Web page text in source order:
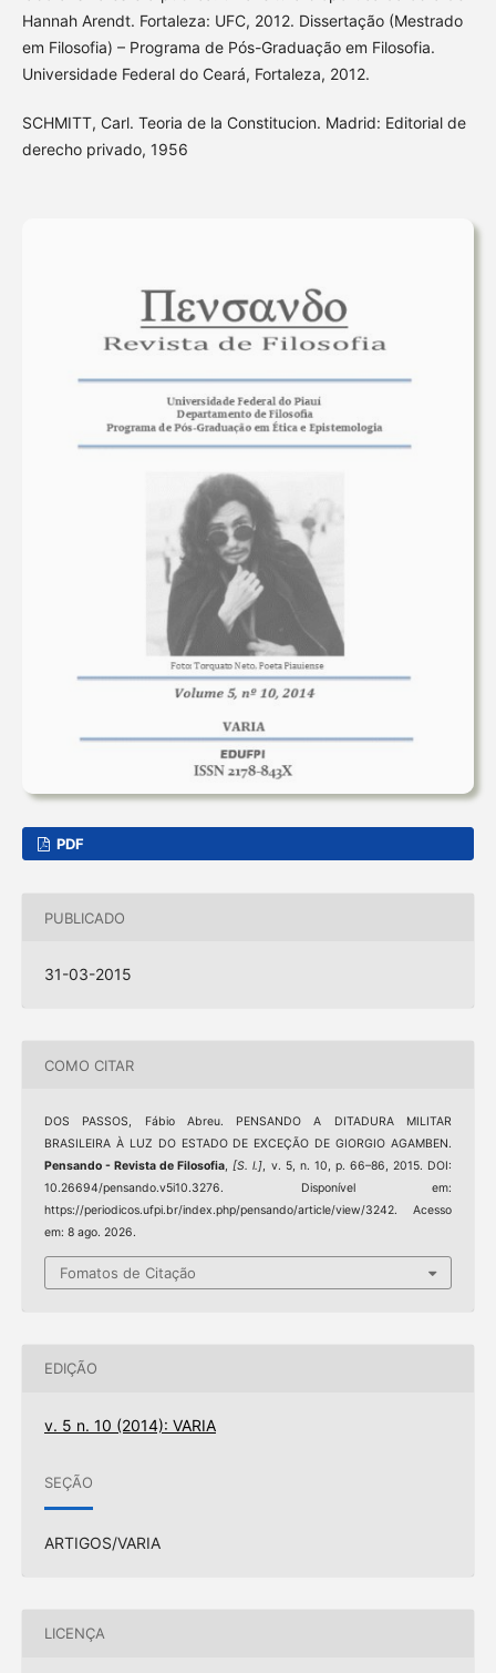
Hannah Arendt. Fortaleza: UFC, 2012. Dissertação (Mestrado
em Filosofia) – Programa de Pós-Graduação em Filosofia.
Universidade Federal do Ceará, Fortaleza, 2012.
SCHMITT, Carl. Teoria de la Constitucion. Madrid: Editorial de
derecho privado, 1956
PDF
PUBLICADO
31-03-2015
COMO CITAR
DOS PASSOS, Fábio Abreu. PENSANDO A DITADURA MILITAR
BRASILEIRA À LUZ DO ESTADO DE EXCEÇÃO DE GIORGIO AGAMBEN.
Pensando - Revista de Filosofia,[S. l.], v. 5, n. 10, p. 66–86, 2015. DOI:
10.26694/pensando.v5i10.3276. Disponível em:
https://periodicos.ufpi.br/index.php/pensando/article/view/3242. Acesso
em: 8 ago. 2026.
Fomatos de Citação
EDIÇÃO
v. 5 n. 10 (2014): VARIA
SEÇÃO
ARTIGOS/VARIA
LICENÇA